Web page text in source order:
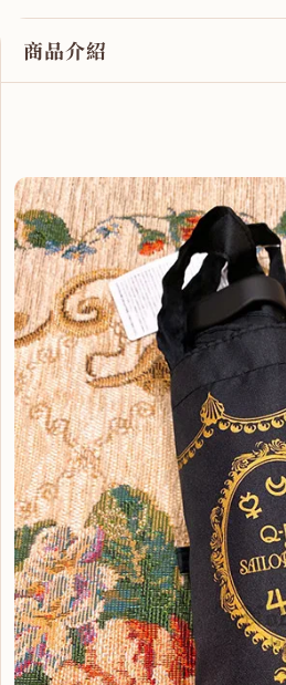
商品介紹